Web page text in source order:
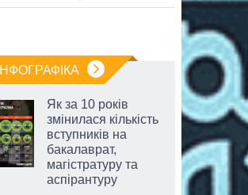
ІНФОГРАФІКА
Як за 10 років
змінилася кількість
вступників на
бакалаврат,
магістратуру та
аспірантуру